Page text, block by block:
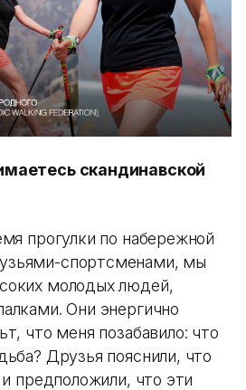
скандинавской
прогулки по набережной
спортсменами, мы
молодых людей,
Они энергично
что меня позабавило: что
Друзья пояснили, что
предположили, что эти